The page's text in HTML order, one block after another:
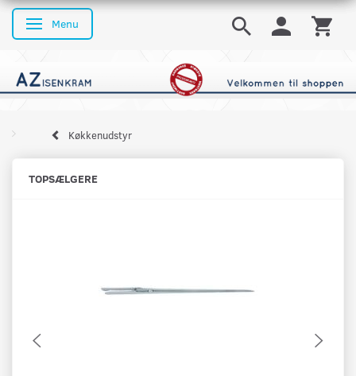
Skifte navigation
Menu
Køkkenudstyr
TOPSÆLGERE